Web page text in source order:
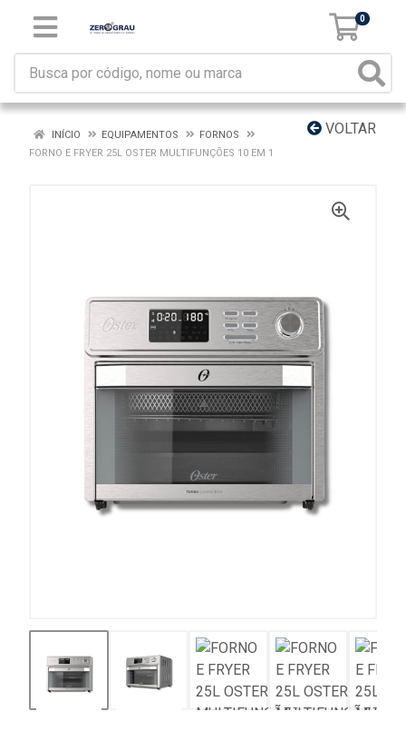
0
VOLTAR
INÍCIO EQUIPAMENTOS
FORNOS
FORNO E FRYER 25L OSTER MULTIFUNÇÕES 10 EM 1